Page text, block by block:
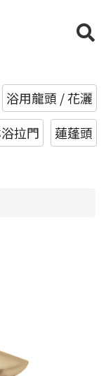
浴用龍頭 / 花灑
拉門
蓮蓬頭